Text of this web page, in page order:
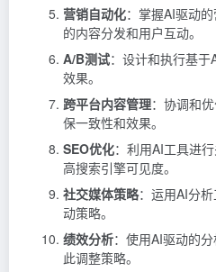
营销自动化：掌握AI驱动
的内容分发和用户互动。
A/B测试：设计和执行基
效果。
跨平台内容管理：协调和
保一致性和效果。
SEO优化：利用AI工具进
高搜索引擎可见度。
社交媒体策略：运用AI分
动策略。
绩效分析：使用AI驱动的
此调整策略。